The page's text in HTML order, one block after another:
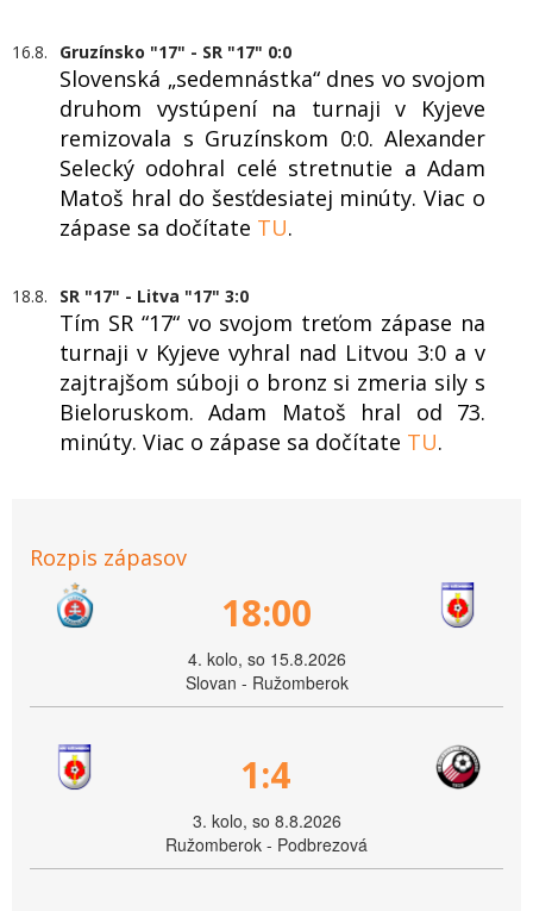
16.8. Gruzínsko "17" - SR "17" 0:0
Slovenská „sedemnástka“ dnes vo svojom
druhom vystúpení na turnaji v Kyjeve
remizovala s Gruzínskom 0:0. Alexander
Selecký odohral celé stretnutie a Adam
Matoš hral do šesťdesiatej minúty. Viac o
zápase sa dočítate TU.
18.8. SR "17" - Litva "17" 3:0
Tím SR “17“ vo svojom treťom zápase na
turnaji v Kyjeve vyhral nad Litvou 3:0 a v
zajtrajšom súboji o bronz si zmeria sily s
Bieloruskom. Adam Matoš hral od 73.
minúty. Viac o zápase sa dočítate TU.
Rozpis zápasov
18:00
4. kolo, so 15.8.2026
Slovan - Ružomberok
1:4
3. kolo, so 8.8.2026
Ružomberok - Podbrezová